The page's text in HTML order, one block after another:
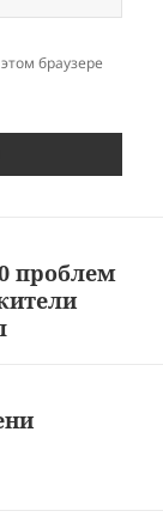
браузере
проблем